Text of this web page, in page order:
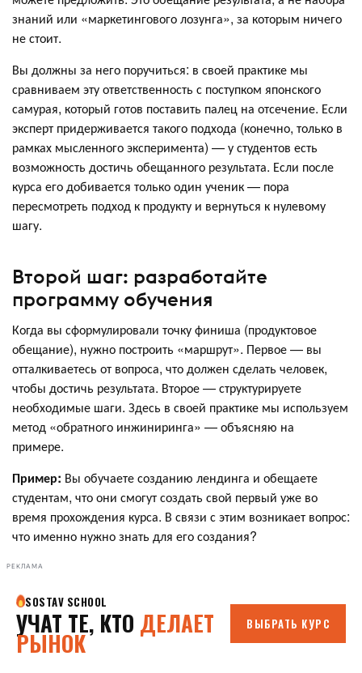
знаний или «маркетингового лозунга», за которым ничего
не стоит.
Вы должны за него поручиться: в своей практике мы
сравниваем эту ответственность с поступком японского
самурая, который готов поставить палец на отсечение. Если
эксперт придерживается такого подхода (конечно, только в
рамках мысленного эксперимента) — у студентов есть
возможность достичь обещанного результата. Если после
курса его добивается только один ученик — пора
пересмотреть подход к продукту и вернуться к нулевому
шагу.
Второй шаг: разработайте
программу обучения
Когда вы сформулировали точку финиша (продуктовое
обещание), нужно построить «маршрут». Первое — вы
отталкиваетесь от вопроса, что должен сделать человек,
чтобы достичь результата. Второе — структурируете
необходимые шаги. Здесь в своей практике мы используем
метод «обратного инжиниринга» — объясняю на
примере.
Пример: Вы обучаете созданию лендинга и обещаете
студентам, что они смогут создать свой первый уже во
время прохождения курса. В связи с этим возникает вопрос:
что именно нужно знать для его создания?
РЕКЛАМА